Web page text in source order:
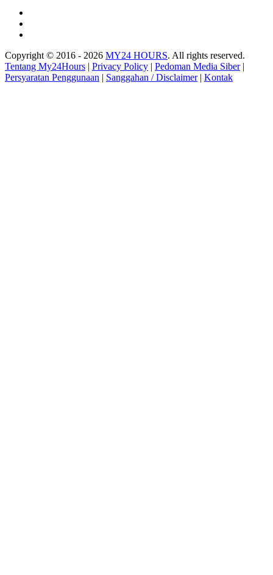
Copyright © 2016 - 2026 MY24 HOURS. All rights reserved.
Tentang My24Hours | Privacy Policy | Pedoman Media Siber|
Persyaratan Penggunaan | Sanggahan / Disclaimer| Kontak